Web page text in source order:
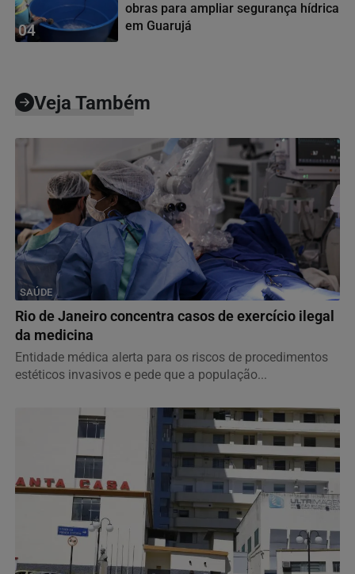
04
obras para ampliar segurança hídrica
em Guarujá
Veja Também
SAÚDE
Rio de Janeiro concentra casos de exercício ilegal
da medicina
Entidade médica alerta para os riscos de procedimentos
estéticos invasivos e pede que a população...